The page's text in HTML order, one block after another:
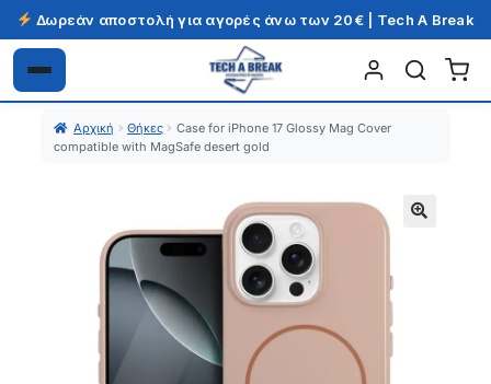
Δωρεάν αποστολή για αγορές άνω των 20€ | Tech A Break
Απευθείας
μετάβαση
πλοήγηση
Μετάβαση
σε
περιεχόμενο
Αρχική Θήκες
Case for iPhone 17 Glossy Mag Cover
compatible with MagSafe desert gold